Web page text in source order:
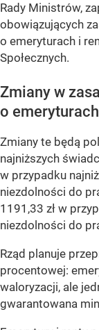
Rady Ministrów,
obowiązujących
o emeryturach i
Społecznych.
Zmiany w
o emeryturach
Zmiany te będą
najniższych
w przypadku
niezdolności do
1191,33 zł w
niezdolności do
Rząd planuje
procentowej:
waloryzacji, ale
gwarantowana